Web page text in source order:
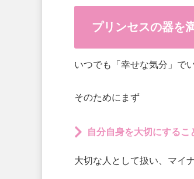
プリンセスの器を
いつでも「幸せな気分」で
そのためにまず
自分自身を大切にするこ
大切な人として扱い、マイ